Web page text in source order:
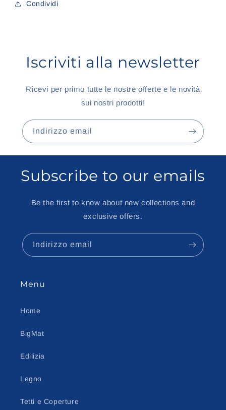
disponibile
Condividi
Iscriviti alla newsletter
Ricevi per primo tutte le nostre offerte e le novità
sui nostri prodotti!
Indirizzo email
Subscribe to our emails
Be the first to know about new collections and
exclusive offers.
Indirizzo email
Menu
Home
BigMat
Edilizia
Legno
Tetti e Coperture